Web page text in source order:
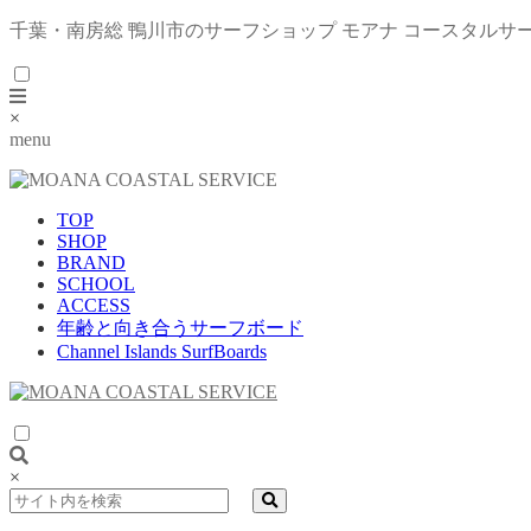
千葉・南房総 鴨川市のサーフショップ モアナ コースタルサ
×
menu
TOP
SHOP
BRAND
SCHOOL
ACCESS
年齢と向き合うサーフボード
Channel Islands SurfBoards
×